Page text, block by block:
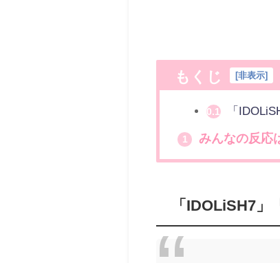
もくじ [非表示]
0.1 「
1 みんなの反応
「IDOLiSH7